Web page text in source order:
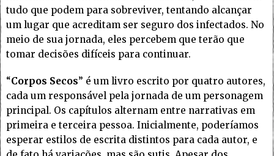
tudo que podem para sobreviver, tentando alcançar
um lugar que acreditam ser seguro dos infectados. No
meio de sua jornada, eles percebem que terão que
tomar decisões difíceis para continuar.
“Corpos Secos” é um livro escrito por quatro autores,
cada um responsável pela jornada de um personagem
principal. Os capítulos alternam entre narrativas em
primeira e terceira pessoa. Inicialmente, poderíamos
esperar estilos de escrita distintos para cada autor, e